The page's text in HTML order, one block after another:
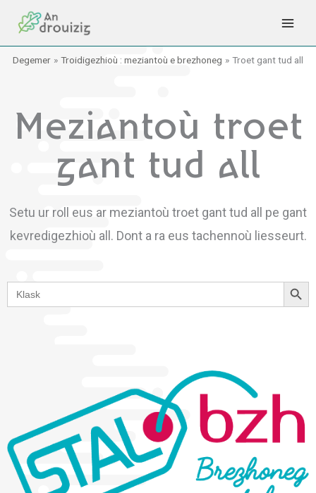
Degemer
Troidigezhioù : meziantoù e brezhoneg Troet gant tud all
Meziantoù troet
gant tud all
Setu ur roll eus ar meziantoù troet gant tud all pe gant
kevredigezhioù all. Dont a ra eus tachennoù liesseurt.
Search
for:
Search Button